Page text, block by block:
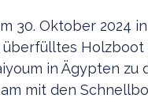
30. Oktober 2024
in Ägypten
mit den